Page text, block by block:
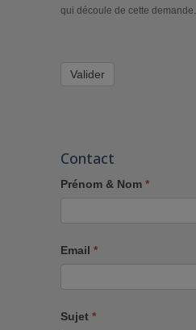
qui découle de cette demande.
Valider
Contact
Prénom & Nom *
Email *
Sujet *